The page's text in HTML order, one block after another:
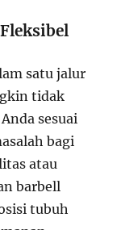
satu jalur
tidak
sesuai
bagi
atau
barbell
tubuh